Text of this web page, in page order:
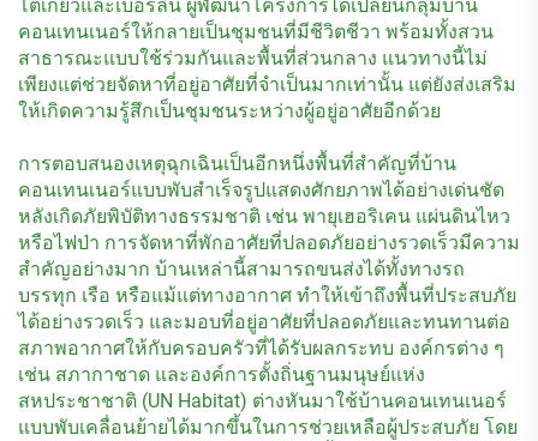
โตเกียวและเบอร์ลิน ผู้พัฒนาโครงการได้เปลี่ยนกลุ่มบ้าน
คอนเทนเนอร์ให้กลายเป็นชุมชนที่มีชีวิตชีวา พร้อมทั้งสวน
สาธารณะแบบใช้ร่วมกันและพื้นที่ส่วนกลาง แนวทางนี้ไม่
เพียงแต่ช่วยจัดหาที่อยู่อาศัยที่จำเป็นมากเท่านั้น แต่ยังส่งเสริม
ให้เกิดความรู้สึกเป็นชุมชนระหว่างผู้อยู่อาศัยอีกด้วย
การตอบสนองเหตุฉุกเฉินเป็นอีกหนึ่งพื้นที่สำคัญที่บ้าน
คอนเทนเนอร์แบบพับสำเร็จรูปแสดงศักยภาพได้อย่างเด่นชัด
หลังเกิดภัยพิบัติทางธรรมชาติ เช่น พายุเฮอริเคน แผ่นดินไหว
หรือไฟป่า การจัดหาที่พักอาศัยที่ปลอดภัยอย่างรวดเร็วมีความ
สำคัญอย่างมาก บ้านเหล่านี้สามารถขนส่งได้ทั้งทางรถ
บรรทุก เรือ หรือแม้แต่ทางอากาศ ทำให้เข้าถึงพื้นที่ประสบภัย
ได้อย่างรวดเร็ว และมอบที่อยู่อาศัยที่ปลอดภัยและทนทานต่อ
สภาพอากาศให้กับครอบครัวที่ได้รับผลกระทบ องค์กรต่าง ๆ
เช่น สภากาชาด และองค์การตั้งถิ่นฐานมนุษย์แห่ง
สหประชาชาติ (UN Habitat) ต่างหันมาใช้บ้านคอนเทนเนอร์
แบบพับเคลื่อนย้ายได้มากขึ้นในการช่วยเหลือผู้ประสบภัย โดย